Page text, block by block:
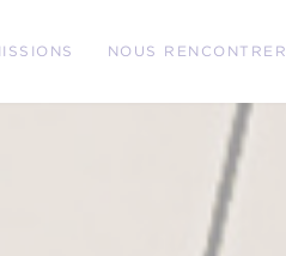
NOUS RENCONTRER